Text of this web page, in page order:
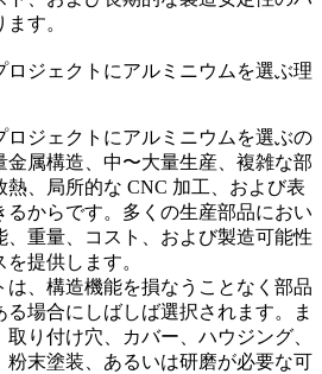
す。
ロジェクトにアルミニウムを選ぶ理
ロジェクトにアルミニウムを選ぶの
金属構造、中〜大量生産、複雑な部
、局所的な CNC 加工、および表
からです。多くの生産部品におい
重量、コスト、および製造可能性
提供します。
は、構造機能を損なうことなく部品
場合にしばしば選択されます。ま
り付け穴、カバー、ハウジング、
粉末塗装、あるいは研磨が必要な可